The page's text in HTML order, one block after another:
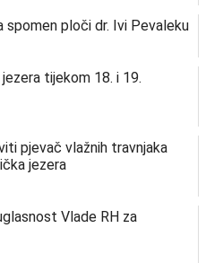
spomen ploči dr. Ivi Pevaleku
tijekom 18. i 19.
pjevač vlažnih travnjaka
jezera
Vlade RH za